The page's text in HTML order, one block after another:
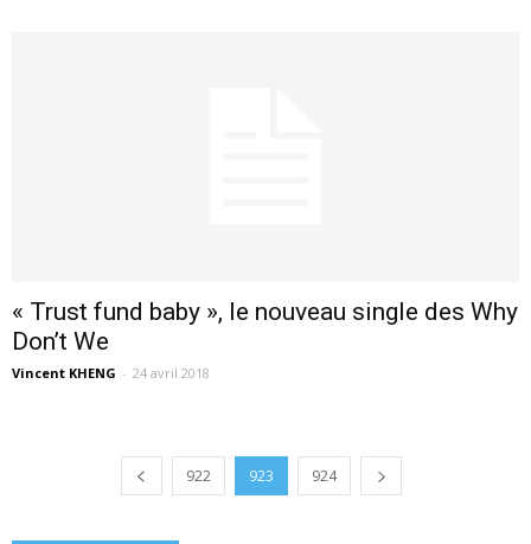
« Trust fund baby », le nouveau single des Why
Don’t We
Vincent KHENG - 24 avril 2018
922 923 924